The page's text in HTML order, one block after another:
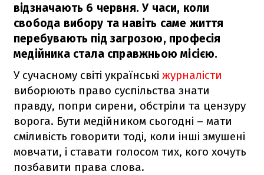
відзначають 6 червня. У часи, коли
свобода вибору та навіть саме життя
перебувають під загрозою, професія
медійника стала справжньою місією.
У сучасному світі українські журналісти
виборюють право суспільства знати
правду, попри сирени, обстріли та цензуру
ворога. Бути медійником сьогодні – мати
сміливість говорити тоді, коли інші змушені
мовчати, і ставати голосом тих, кого хочуть
позбавити права слова.